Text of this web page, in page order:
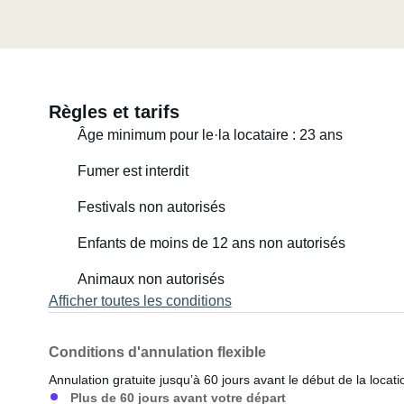
Règles et tarifs
Âge minimum pour le·la locataire : 23 ans
Fumer est interdit
Festivals non autorisés
Enfants de moins de 12 ans non autorisés
Animaux non autorisés
Afficher toutes les conditions
Conditions d'annulation flexible
Annulation gratuite jusqu’à 60 jours avant le début de la
Plus de 60 jours avant votre départ